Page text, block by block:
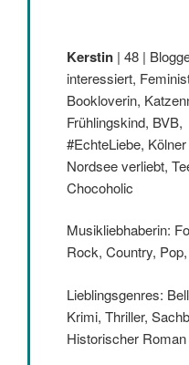
Kerstin | 48 |
interessiert,
Bookloverin,
Frühlingskind, BVB,
#EchteLiebe,
Nordsee verliebt,
Chocoholic
Musikliebhaberin:
Rock, Country,
Lieblingsgenres:
Krimi, Thriller,
Historischer Roman